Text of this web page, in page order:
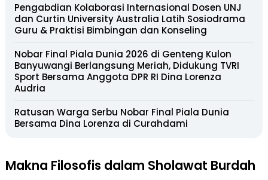
Pengabdian Kolaborasi Internasional Dosen UNJ
dan Curtin University Australia Latih Sosiodrama
Guru & Praktisi Bimbingan dan Konseling
Nobar Final Piala Dunia 2026 di Genteng Kulon
Banyuwangi Berlangsung Meriah, Didukung TVRI
Sport Bersama Anggota DPR RI Dina Lorenza
Audria
Ratusan Warga Serbu Nobar Final Piala Dunia
Bersama Dina Lorenza di Curahdami
Makna Filosofis dalam Sholawat Burdah